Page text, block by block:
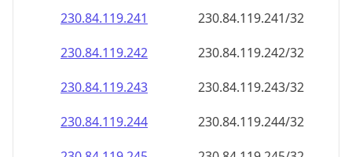
230.84.119.241
230.84.119.241/32
230.84.119.242
230.84.119.242/32
230.84.119.243
230.84.119.243/32
230.84.119.244
230.84.119.244/32
230.84.119.245
230.84.119.245/32